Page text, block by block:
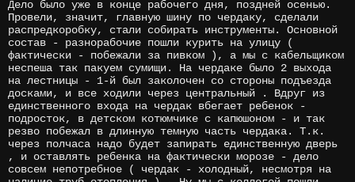
Дело было уже в конце рабочего дня, поздней осенью.
Провели, значит, главную шину по чердаку, сделали
распредкоробку, стали собирать инструменты. Основной
состав - разнорабочие пошли курить на улицу (
фактически - побежали за пивком ), а мы с кабельщиком
неспеша так пакуем сумищи. На чердаке было 2 выхода
на лестницы - 1-й был заколочен со стороны подъезда
досками, и все ходили через центральный . Вдруг из
единственного входа на чердак вбегает ребенок -
подросток, в детском котюмчике с капюшоном - и так
резво побежал в длинную темную часть чердака. Т.к.
через полчаса надо будет запирать единственную дверь
, и оставлять ребенка на фактически морозе - дело
совсем непотребное ( чердак - холодный, несмотря на